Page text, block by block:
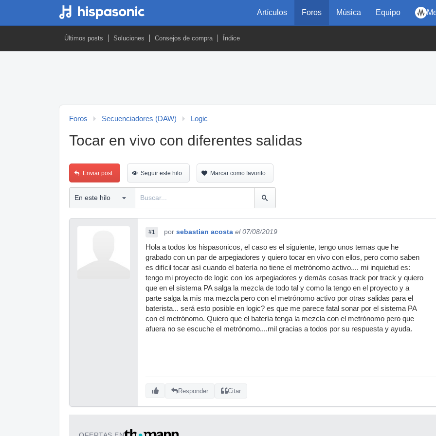
Artículos Foros Música Equipo
Últimos posts Soluciones Consejos de compra Índice
Foros Secuenciadores (DAW) Logic
Tocar en vivo con diferentes salidas
Enviar post Seguir este hilo Marcar como favorito
#1 por sebastian acosta el 07/08/2019
Hola a todos los hispasonicos, el caso es el siguiente, tengo unos temas que he
grabado con un par de arpegiadores y quiero tocar en vivo con ellos, pero como saben
es difícil tocar así cuando el batería no tiene el metrónomo activo.... mi inquietud es:
tengo mi proyecto de logic con los arpegiadores y demás cosas track por track y quiero
que en el sistema PA salga la mezcla de todo tal y como la tengo en el proyecto y a
parte salga la mis ma mezcla pero con el metrónomo activo por otras salidas para el
baterista... será esto posible en logic? es que me parece fatal sonar por el sistema PA
con el metrónomo. Quiero que el batería tenga la mezcla con el metrónomo pero que
afuera no se escuche el metrónomo....mil gracias a todos por su respuesta y ayuda.
Responder Citar